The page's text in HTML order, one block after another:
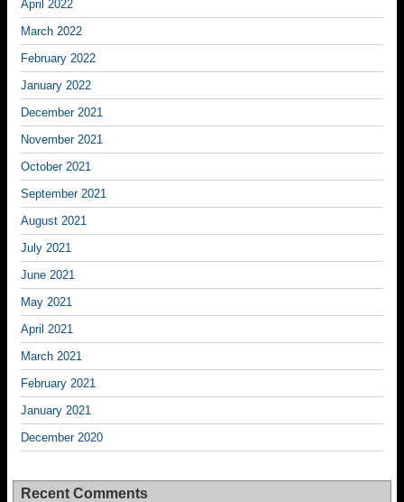
April 2022
March 2022
February 2022
January 2022
December 2021
November 2021
October 2021
September 2021
August 2021
July 2021
June 2021
May 2021
April 2021
March 2021
February 2021
January 2021
December 2020
Recent Comments